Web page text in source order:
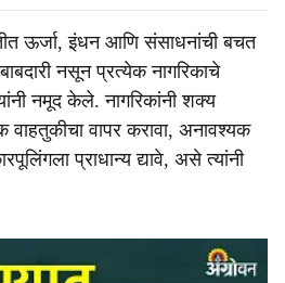
ऊर्जा, इंधन आणि संसाधनांची बचत
नसून प्रत्येक नागरिकाचे
नमूद केले. नागरिकांनी शक्य
वाहतुकीचा वापर करावा, अनावश्यक
प्राधान्य द्यावे, असे त्यांनी